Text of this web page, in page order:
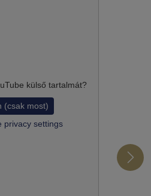
külső tartalmát?
(csak most)
privacy settings